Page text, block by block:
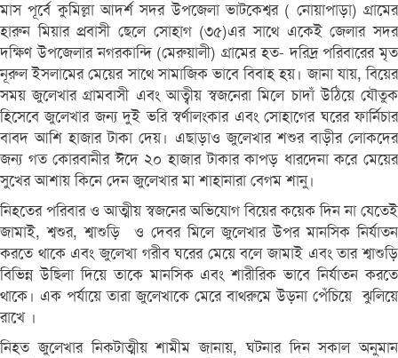
মাস পূর্বে কুমিল্লা আদর্শ সদর উপজেলা ভাটকেশ্বর ( নোয়াপাড়া) গ্রামের
হারুন মিয়ার প্রবাসী ছেলে সোহাগ (৩৫)এর সাথে একেই জেলার সদর
দক্ষিণ উপজেলার নগরকান্দি (মেরুয়ালী) গ্রামের হত- দরিদ্র পরিবারের মৃত
নূরুল ইসলামের মেয়ের সাথে সামাজিক ভাবে বিবাহ হয়। জানা যায়, বিয়ের
সময় জুলেখার গ্রামবাসী এবং আত্বীয় স্বজনেরা মিলে চাদাঁ উঠিয়ে যৌতুক
হিসেবে জুলেখার জন্য দুই ভরি স্বর্ণালংকার এবং সোহাগের ঘরের ফার্নিচার
বাবদ আশি হাজার টাকা দেয়। এছাড়াও জুলেখার শশুর বাড়ীর লোকদের
জন্য গত কোরবানীর ঈদে ২০ হাজার টাকার কাপড় ধারদেনা করে মেয়ের
সুখের আশায় কিনে দেন জুলেখার মা শাহানারা বেগম শানু।
নিহতের পরিবার ও আত্মীয় স্বজনের অভিযোগ বিয়ের কয়েক দিন না যেতেই
জামাই, শ্বশুর, শ্বাশুড়ি ও দেবর মিলে জুলেখার উপর মানসিক নির্যাতন
করতে থাকে এবং জুলেখা গরীব ঘরের মেয়ে বলে জামাই এবং তার শ্বাশুড়ি
বিভিন্ন উছিলা দিয়ে তাকে মানসিক এবং শারীরিক ভাবে নির্যাতন করতে
থাকে। এক পর্যায়ে তারা জুলেখাকে মেরে বাথরুমে উড়না পেঁচিয়ে ঝুলিয়ে
রাখে ।
নিহত জুলেখার নিকটাত্মীয় শামীম জানায়, ঘটনার দিন সকাল অনুমান